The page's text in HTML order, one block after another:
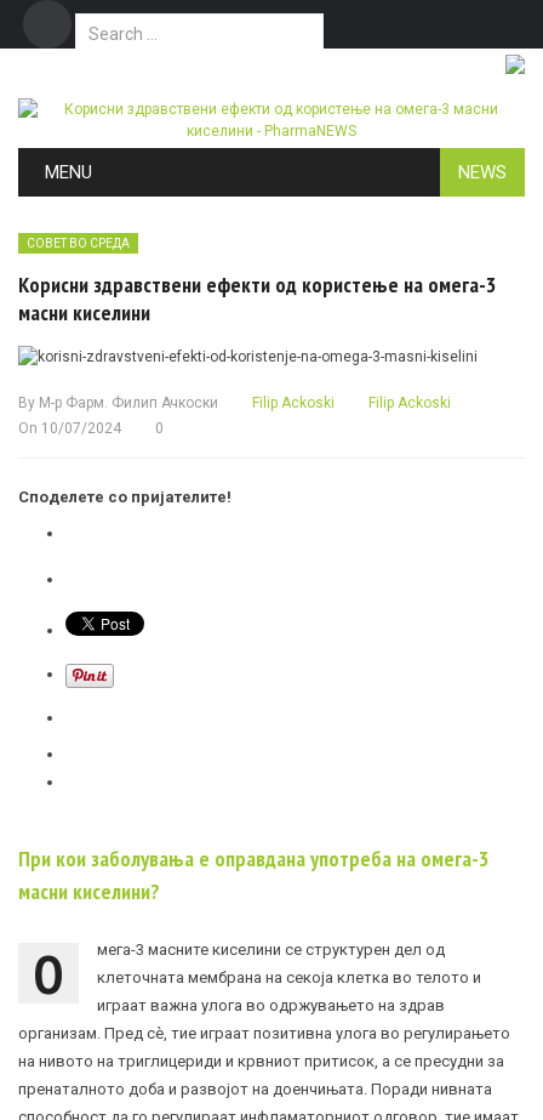
Search for:
MENU NEWS
СОВЕТ ВО СРЕДА
Корисни здравствени ефекти од користење на омега-3
масни киселини
By М-р Фарм. Филип Ачкоски Filip Ackoski
Filip Ackoski
On 10/07/2024 0
Споделете со пријателите!
При кои заболувања е оправдана употреба на омега-3
масни киселини?
О
мега-3 масните киселини се структурен дел од
клеточната мембрана на секоја клетка во телото и
играат важна улога во одржувањето на здрав
организам. Пред сè, тие играат позитивна улога во регулирањето
на нивото на триглицериди и крвниот притисок, а се пресудни за
пренаталното доба и развојот на доенчињата. Поради нивната